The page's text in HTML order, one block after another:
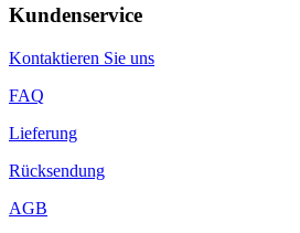
Kundenservice
Kontaktieren Sie uns
FAQ
Lieferung
Rücksendung
AGB